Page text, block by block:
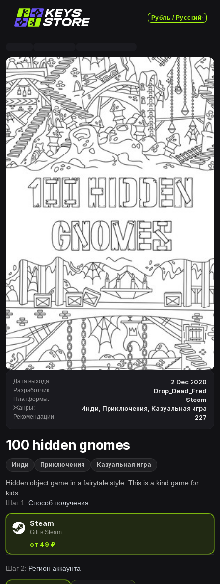
Рубль / Русский
Дата выхода: 2 Dec 2020
Разработчик: Drop_Dead_Fred
Платформы: Steam
Жанры: Инди, Приключения, Казуальная игра
Рекомендации: 227
100 hidden gnomes
Инди Приключения Казуальная игра
Hidden object game in a fairytale style. This is a kind game for
kids.
Шаг 1: Способ получения
Steam
Gift в Steam
от 49 ₽
Шаг 2: Регион аккаунта